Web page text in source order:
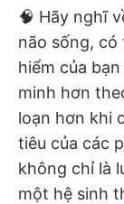
🧠 Hãy nghĩ
não sống,
hiểm của
minh hơn
loạn hơn khi
tiêu của các
không chỉ là
một hệ sinh